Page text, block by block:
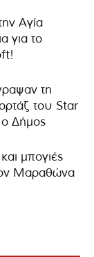
Αγία
για το
τη
του Star
ο Δήμος
μπογιές
Μαραθώνα